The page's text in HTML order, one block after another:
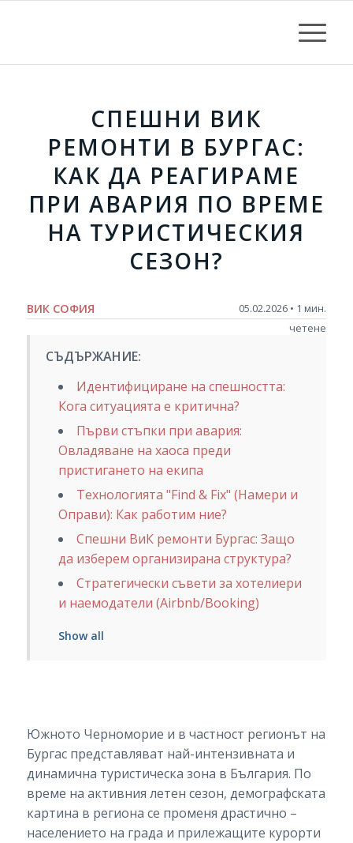
СПЕШНИ ВИК
РЕМОНТИ В БУРГАС:
КАК ДА РЕАГИРАМЕ
ПРИ АВАРИЯ ПО ВРЕМЕ
НА ТУРИСТИЧЕСКИЯ
СЕЗОН?
ВИК СОФИЯ
05.02.2026 • 1 мин.
четене
СЪДЪРЖАНИЕ:
Идентифициране на спешността:
Кога ситуацията е критична?
Първи стъпки при авария:
Овладяване на хаоса преди
пристигането на екипа
Технологията "Find & Fix" (Намери и
Оправи): Как работим ние?
Спешни ВиК ремонти Бургас: Защо
да изберем организирана структура?
Стратегически съвети за хотелиери
и наемодатели (Airbnb/Booking)
Show all
Южното Черноморие и в частност регионът на
Бургас представляват най-интензивната и
динамична туристическа зона в България. По
време на активния летен сезон, демографската
картина в региона се променя драстично –
населението на града и прилежащите курорти